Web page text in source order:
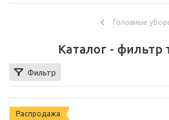
Головные
Каталог - фильтр
Фильтр
Распродажа